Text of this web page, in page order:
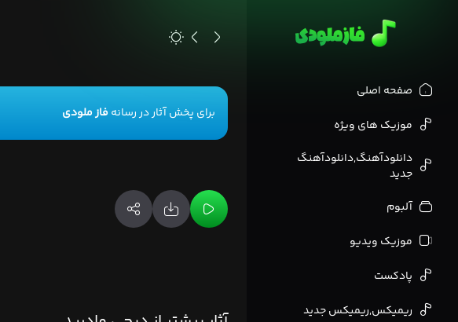
صفحه اصلی
موزیک های ویژه
دانلودآهنگ,دانلودآهنگ
جدید
آلبوم
موزیک ویدیو
پادکست
ریمیکس,ریمیکس جدید
برای پخش آثار در رسانهفاز ملودی